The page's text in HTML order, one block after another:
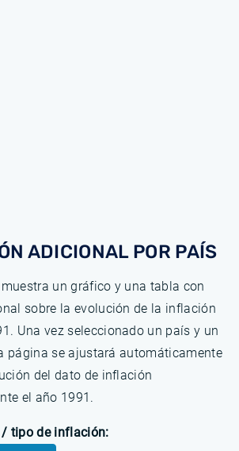
ADICIONAL POR PAÍS
un gráfico y una tabla con
sobre la evolución de la inflación
Una vez seleccionado un país y un
página se ajustará automáticamente
del dato de inflación
el año 1991.
/ tipo de inflación: